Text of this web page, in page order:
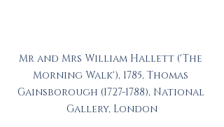
Mr and Mrs William Hallett ('The
Morning Walk'), 1785, Thomas
Gainsborough (1727-1788), National
Gallery, London